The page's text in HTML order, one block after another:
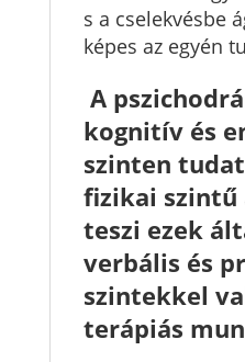
s a cselekvésbe
képes az egyén
A
kognitív és
szinten
fizikai szintű
teszi ezek
verbális és
szintekkel
terápiás